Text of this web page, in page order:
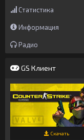
Статистика
Информация
Радио
GS Клиент
Скачать